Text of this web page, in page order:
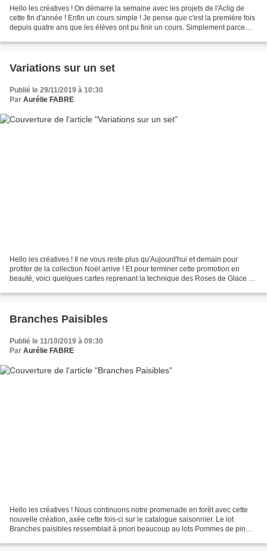
Hello les créatives ! On démarre la semaine avec les projets de l'Aclig de
cette fin d'année ! Enfin un cours simple ! Je pense que c'est la première fois
depuis quatre ans que les élèves ont pu finir un cours. Simplement parce
Variations sur un set
Publié le 29/11/2019 à 10:30
Par Aurélie FABRE
Hello les créatives ! Il ne vous reste plus qu'Aujourd'hui et demain pour
profiter de la collection Noël arrive ! Et pour terminer cette promotion en
beauté, voici quelques cartes reprenant la technique des Roses de Glace de
Branches Paisibles
Publié le 11/10/2019 à 09:30
Par Aurélie FABRE
Hello les créatives ! Nous continuons notre promenade en forêt avec cette
nouvelle création, axée cette fois-ci sur le catalogue saisonnier. Le lot
Branches paisibles ressemblait à priori beaucoup au lots Pommes de pin